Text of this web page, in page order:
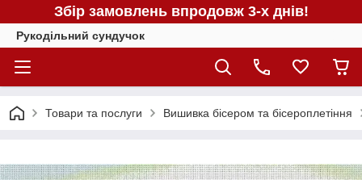
Збір замовлень впродовж 3-х днів!
Рукодільний сундучок
Товари та послуги Вишивка бісером та бісероплетіння